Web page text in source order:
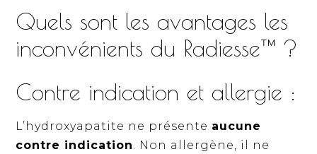
Quels sont les avantages les
inconvénients du Radiesse™ ?
Contre indication et allergie :
L’hydroxyapatite ne présente aucune
contre indication. Non allergène, il ne